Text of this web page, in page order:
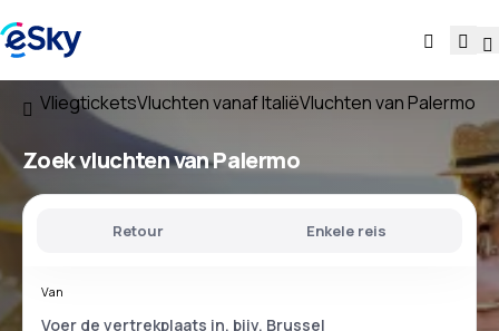
VliegticketsVluchten vanaf ItaliëVluchten van Palermo
Zoek vluchtenvan Palermo
Retour Enkele reis
Van